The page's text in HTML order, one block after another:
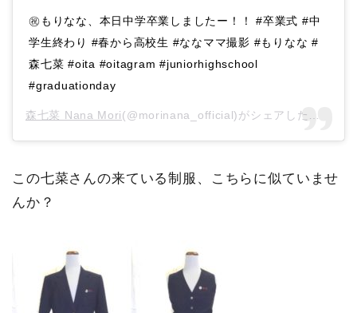
㊗️もりなな、本日中学卒業しましたー！！ #卒業式 #中
学生終わり #春から高校生 #ななママ撮影 #もりなな #
森七菜 #oita #oitagram #juniorhighschool
#graduationday
森七菜 Nana Mori(@morinana_official)がシェアした投稿 –
この七菜さんの来ている制服、こちらに似ていませ
んか？